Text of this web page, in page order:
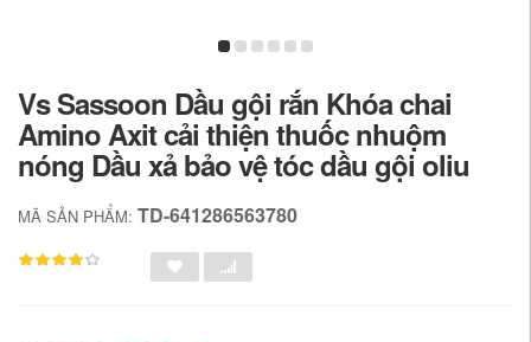
Vs Sassoon Dầu gội rắn Khóa chai
Amino Axit cải thiện thuốc nhuộm
nóng Dầu xả bảo vệ tóc dầu gội oliu
MÃ SẢN PHẨM: TD-641286563780